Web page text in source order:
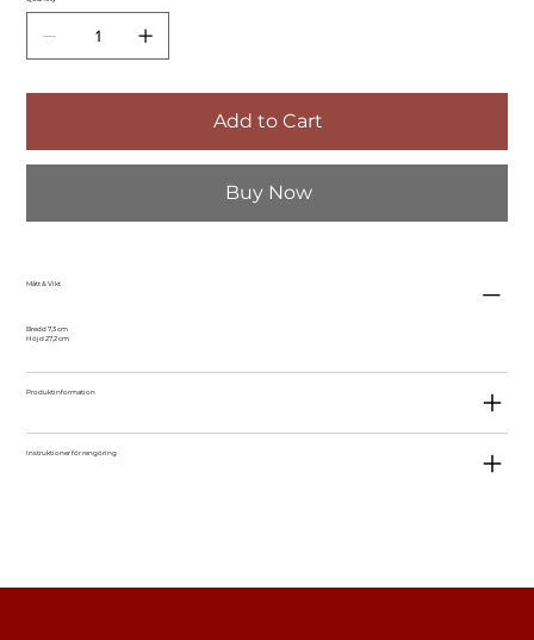
Add to Cart
Buy Now
Mått & Vikt
Bredd 7,3 cm
Höjd 27,2 cm
Produktinformation
Instruktioner för rengöring